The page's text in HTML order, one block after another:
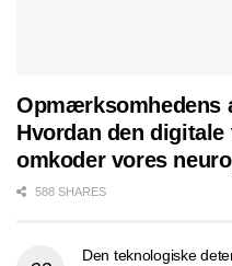
Opmærksomhedens
Hvordan den digitale
omkoder vores
588 SHARES
Den teknologiske